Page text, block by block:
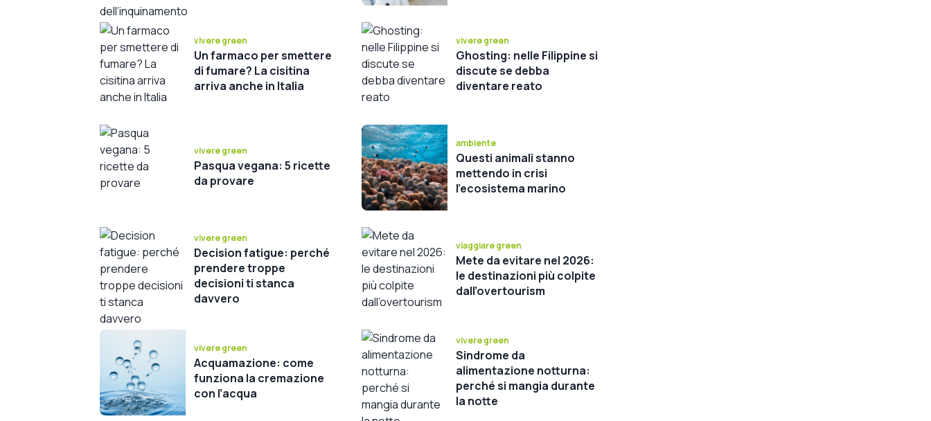
vivere green
Un farmaco per smettere
di fumare? La cisitina
arriva anche in Italia
vivere green
Ghosting: nelle Filippine si
discute se debba
diventare reato
vivere green
Pasqua vegana: 5 ricette
da provare
ambiente
Questi animali stanno
mettendo in crisi
l’ecosistema marino
vivere green
Decision fatigue: perché
prendere troppe
decisioni ti stanca
davvero
viaggiare green
Mete da evitare nel 2026:
le destinazioni più colpite
dall’overtourism
vivere green
Acquamazione: come
funziona la cremazione
con l’acqua
vivere green
Sindrome da
alimentazione notturna:
perché si mangia durante
la notte